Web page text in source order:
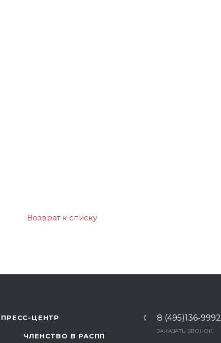
Возврат к списку
ПРЕСС-ЦЕНТР
ЧЛЕНСТВО В РАСПП
8 (495)136-9992
ЗАКАЗАТЬ ЗВОНОК